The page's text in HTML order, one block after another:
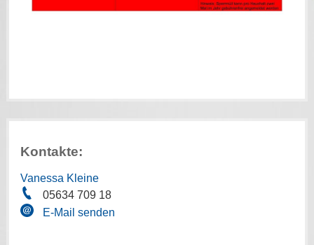
Kontakte:
Vanessa Kleine
05634 709 18
E-Mail senden